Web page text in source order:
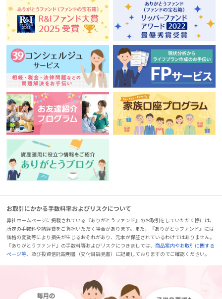
お取引にかかる手数料率およびリスクについて
弊社ホームページに掲載されている『ありがとうファンド』のお取引をしていただく際には、
所定の手数料や諸経費をご負担いただく場合があります。また、『ありがとうファンド』には
価格の変動等により損失が生じるおそれがあり、元本が保証されているわけではありません。
『ありがとうファンド』の手数料等およびリスクにつきましては、商品案内やお取引に関する
ページ等、及び投資信託説明書（交付目論見書）に記載しておりますのでご確認ください。